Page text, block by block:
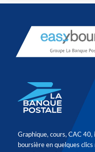
Graphique, cours, CAC
boursière en quelques